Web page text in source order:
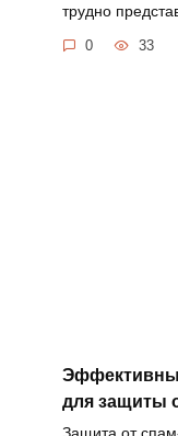
трудно
0 33
для защиты